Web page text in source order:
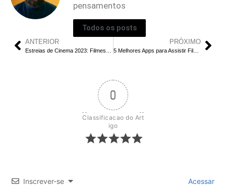
pensamentos
Todos os posts
ANTERIOR PRÓXIMO
5 Melhores Apps para Assistir Filmes e Séries Grátis em 2023
0
Classificacao do Art
igo
Inscrever-se Acessar